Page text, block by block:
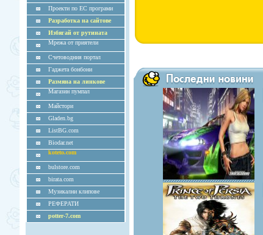
Проекти по ЕС програми
Разработка на сайтове
Избягай от рутината
Мрежа от приятели
Счетоводния портал
Гаджета бонбони
Размяна на линкове
Магазин пумпал
Майстори
Gladen.bg
ListBG.com
Biodar.net
koteto.com
bulstore.com
birata.com
Музикални клипове
РЕФЕРАТИ
potter-7.com